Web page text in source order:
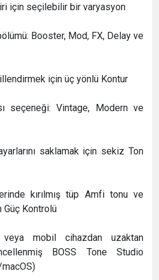
için seçilebilir bir varyasyon
Booster, Mod, FX, Delay ve
için üç yönlü Kontur
seçeneği: Vintage, Modern ve
saklamak için sekiz Ton
kırılmış tüp Amfi tonu ve
Kontrolü
mobil cihazdan uzaktan
BOSS Tone Studio